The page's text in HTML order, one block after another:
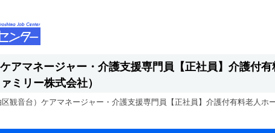
アマネージャー・介護支援専門員【正社員】介護付
ミリー株式会社）
区観音台）ケアマネージャー・介護支援専門員【正社員】介護付有料老人